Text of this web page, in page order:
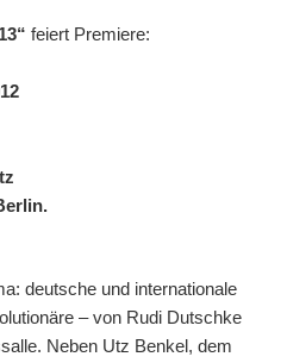
feiert Premiere:
deutsche und internationale
– von Rudi Dutschke
Neben Utz Benkel, dem